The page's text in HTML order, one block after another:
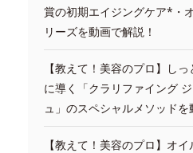
賞の初期エイジングケア*・
リーズを動画で解説！
【教えて！美容のプロ】し
に導く「クラリファイング
ュ」のスペシャルメソッドを
【教えて！美容のプロ】オ